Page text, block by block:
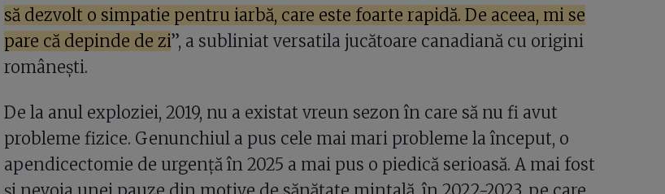
să dezvolt o simpatie pentru iarbă, care este foarte rapidă. De aceea, mi se
pare că depinde de zi”, a subliniat versatila jucătoare canadiană cu origini
românești.
De la anul exploziei, 2019, nu a existat vreun sezon în care să nu fi avut
probleme fizice. Genunchiul a pus cele mai mari probleme la început, o
apendicectomie de urgență în 2025 a mai pus o piedică serioasă. A mai fost